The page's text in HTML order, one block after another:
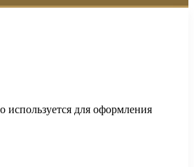
используется для оформления